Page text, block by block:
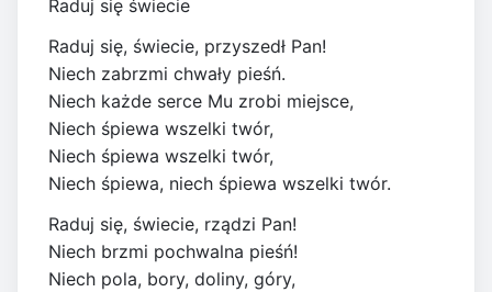
Raduj się świecie
Raduj się, świecie, przyszedł Pan!
Niech zabrzmi chwały pieśń.
Niech każde serce Mu zrobi miejsce,
Niech śpiewa wszelki twór,
Niech śpiewa wszelki twór,
Niech śpiewa, niech śpiewa wszelki twór.
Raduj się, świecie, rządzi Pan!
Niech brzmi pochwalna pieśń!
Niech pola, bory, doliny, góry,